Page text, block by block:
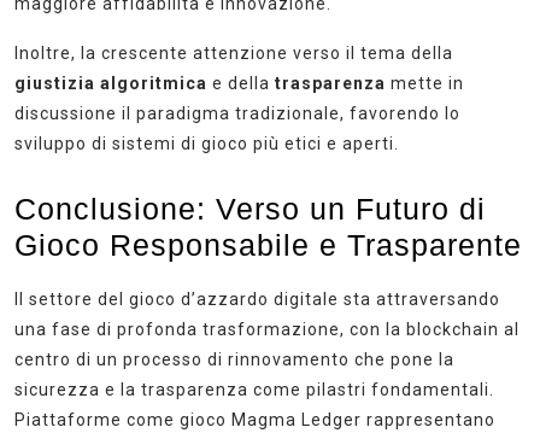
maggiore affidabilità e innovazione.
Inoltre, la crescente attenzione verso il tema della
giustizia algoritmica e della trasparenza mette in
discussione il paradigma tradizionale, favorendo lo
sviluppo di sistemi di gioco più etici e aperti.
Conclusione: Verso un Futuro di
Gioco Responsabile e Trasparente
Il settore del gioco d’azzardo digitale sta attraversando
una fase di profonda trasformazione, con la blockchain al
centro di un processo di rinnovamento che pone la
sicurezza e la trasparenza come pilastri fondamentali.
Piattaforme come gioco Magma Ledger rappresentano